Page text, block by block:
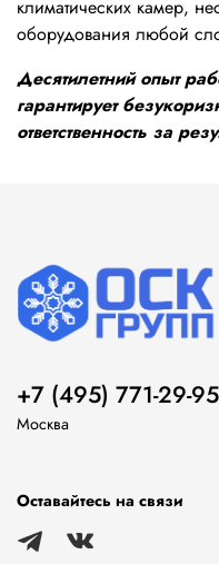
климатических камер,
оборудования любой
Десятилетний опыт
гарантирует
ответственность за
+7 (495) 771-29-95
Москва
Оставайтесь на связи